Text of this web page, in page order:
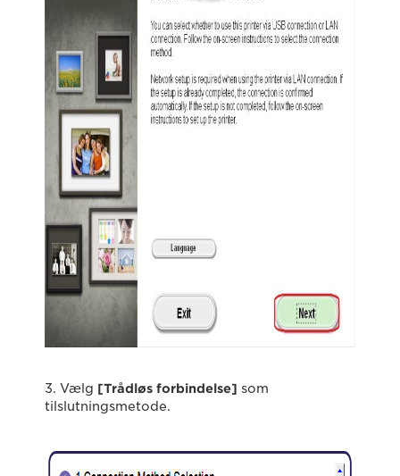
3. Vælg [Trådløs forbindelse] som
tilslutningsmetode.